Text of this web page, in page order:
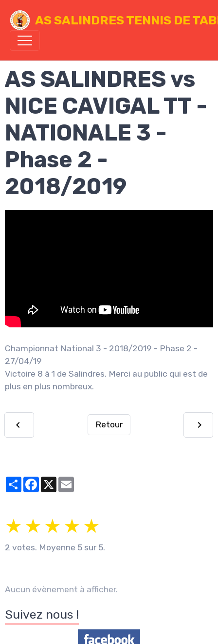
AS SALINDRES TENNIS DE
AS SALINDRES vs
NICE CAVIGAL TT -
NATIONALE 3 -
Phase 2 -
2018/2019
Championnat National 3 - 2018/2019 - Phase 2 -
27/04/19
Victoire 8 à 1 de Salindres. Merci au public qui est de
plus en plus nombreux.
Retour
PartagerFacebook
X
★ ★ ★ ★ ★
2 votes. Moyenne 5 sur 5.
Aucun évènement à afficher.
Suivez nous !